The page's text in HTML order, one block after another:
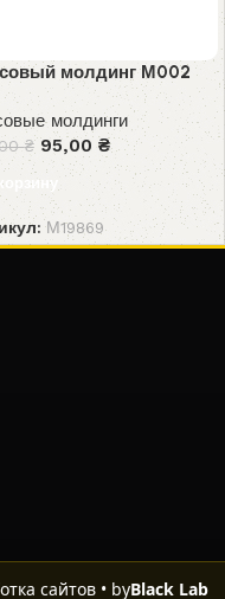
молдинг М002
молдинги
₴ 95,00 ₴
М19869
сайтов • byBlack Lab